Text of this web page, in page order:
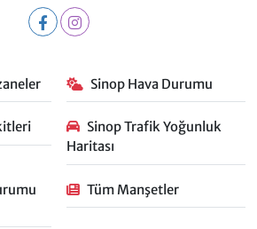
Sinop Hava Durumu
Sinop Trafik Yoğunluk
Haritası
Tüm Manşetler